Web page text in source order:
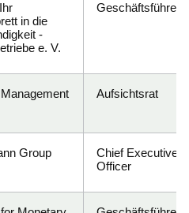
in die
-
e. V.
Geschäftsführerin
Aufsichtsrat
Group
Chief Executive
Officer